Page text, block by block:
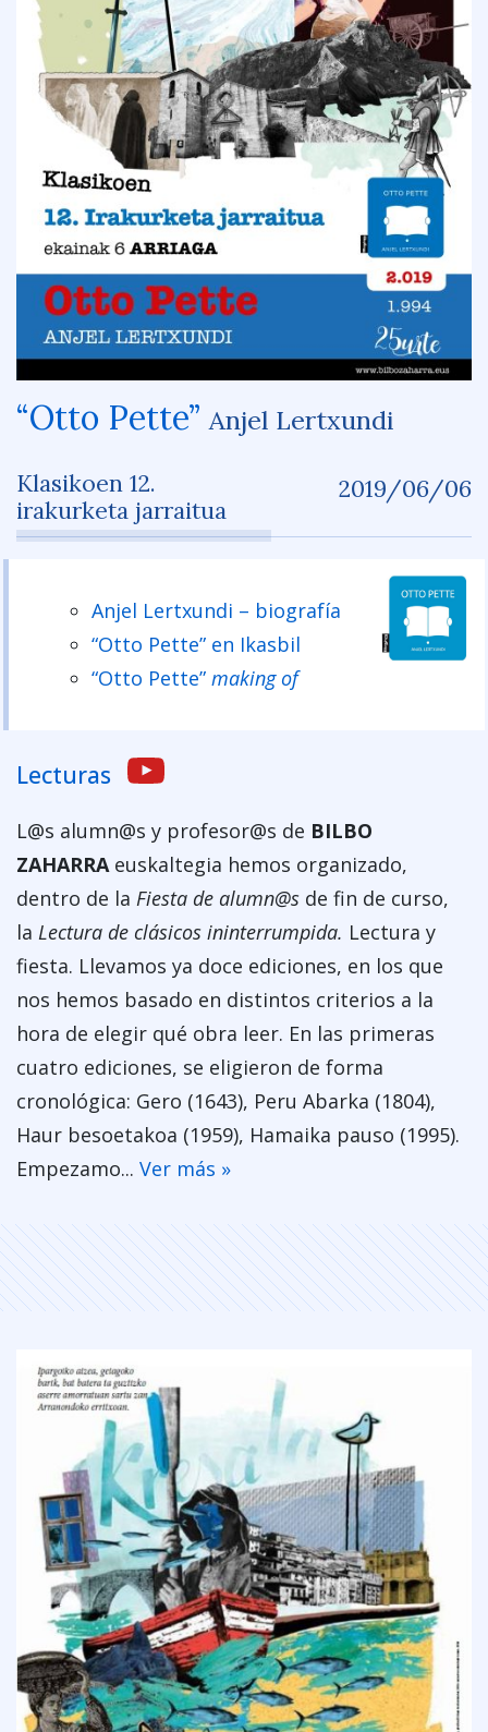
“Otto Pette” Anjel Lertxundi
Klasikoen 12.
irakurketa jarraitua
2019/06/06
Anjel Lertxundi – biografía
“Otto Pette” en Ikasbil
“Otto Pette” making of
Lecturas
L@s alumn@s y profesor@s de BILBO
ZAHARRA euskaltegia hemos organizado,
dentro de la Fiesta de alumn@s de fin de curso,
la Lectura de clásicos ininterrumpida. Lectura y
fiesta. Llevamos ya doce ediciones, en los que
nos hemos basado en distintos criterios a la
hora de elegir qué obra leer. En las primeras
cuatro ediciones, se eligieron de forma
cronológica: Gero (1643), Peru Abarka (1804),
Haur besoetakoa (1959), Hamaika pauso (1995).
Empezamo... Ver más »